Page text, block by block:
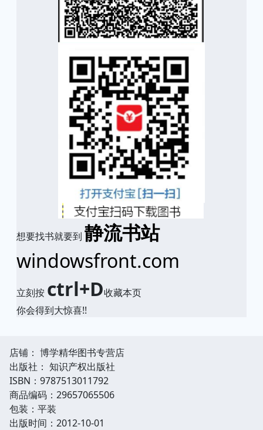
想要找书就要到 静流书站
windowsfront.com
立刻按 ctrl+D收藏本页
你会得到大惊喜!!
店铺： 博学精华图书专营店
出版社： 知识产权出版社
ISBN：9787513011792
商品编码：29657065506
包装：平装
出版时间：2012-10-01